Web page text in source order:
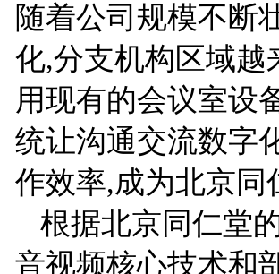
随着公司规模不断
化,分支机构区域越
用现有的会议室设
统让沟通交流数字
作效率,成为北京同
根据北京同仁堂
音视频核心技术和